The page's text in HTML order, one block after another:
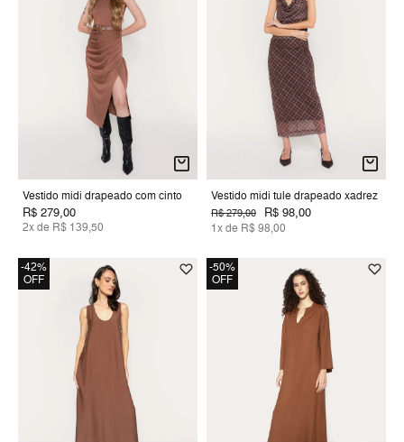
Vestido midi drapeado com cinto
R$ 279,00
2x de R$ 139,50
Vestido midi tule drapeado xadrez
R$ 279,00 R$ 98,00
1x de R$ 98,00
-42%
OFF
-50%
OFF